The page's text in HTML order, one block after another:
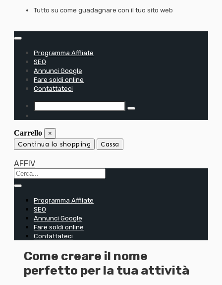
Passa
Tutto su come guadagnare con il tuo sito web
Programma Affliate
SEO
Annunci Google
Fare soldi online
Contattateci
Carrello ×
Continua lo shopping Cassa
AFFIV
Programma Affliate
SEO
Annunci Google
Fare soldi online
Contattateci
Come creare il nome
perfetto per la tua attività